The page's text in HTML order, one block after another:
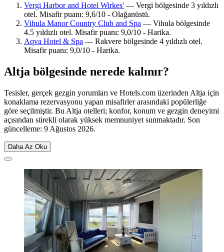
Vergi Harbor and Hotel Wirkes' — Vergi bölgesinde 3 yıldızlı
otel. Misafir puanı: 9,6/10 - Olağanüstü.
Vihula Manor Country Club and Spa — Vihula bölgesinde
4.5 yıldızlı otel. Misafir puanı: 9,0/10 - Harika.
Aqva Hotel & Spa — Rakvere bölgesinde 4 yıldızlı otel.
Misafir puanı: 9,0/10 - Harika.
Altja bölgesinde nerede kalınır?
Tesisler, gerçek gezgin yorumları ve Hotels.com üzerinden Altja için
konaklama rezervasyonu yapan misafirler arasındaki popülerliğe
göre seçilmiştir. Bu Altja otelleri; konfor, konum ve gezgin deneyimi
açısından sürekli olarak yüksek memnuniyet sunmaktadır. Son
güncelleme: 9 Ağustos 2026.
Daha Az Oku